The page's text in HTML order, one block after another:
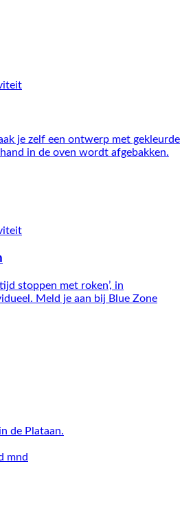
je zelf een ontwerp met gekleurde
in de oven wordt afgebakken.
stoppen met roken’, in
Meld je aan bij Blue Zone
de Plataan.
mnd